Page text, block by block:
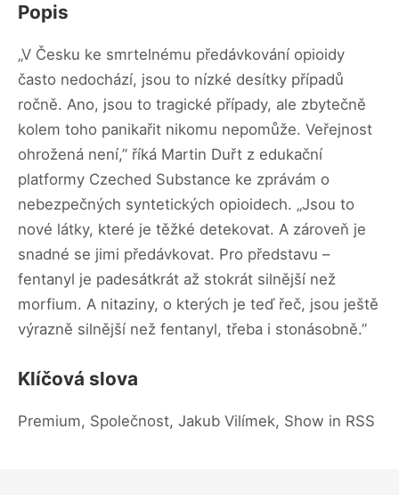
Popis
„V Česku ke smrtelnému předávkování opioidy
často nedochází, jsou to nízké desítky případů
ročně. Ano, jsou to tragické případy, ale zbytečně
kolem toho panikařit nikomu nepomůže. Veřejnost
ohrožená není,” říká Martin Duřt z edukační
platformy Czeched Substance ke zprávám o
nebezpečných syntetických opioidech. „Jsou to
nové látky, které je těžké detekovat. A zároveň je
snadné se jimi předávkovat. Pro představu –
fentanyl je padesátkrát až stokrát silnější než
morfium. A nitaziny, o kterých je teď řeč, jsou ještě
výrazně silnější než fentanyl, třeba i stonásobně.”
Klíčová slova
Premium, Společnost, Jakub Vilímek, Show in RSS